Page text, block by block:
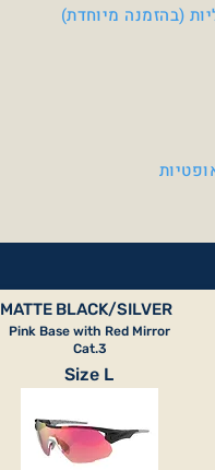
(בהזמנה מיוחדת)
MATTE BLACK/SILVER
Pink Base with Red Mirror
Cat.3
Size L